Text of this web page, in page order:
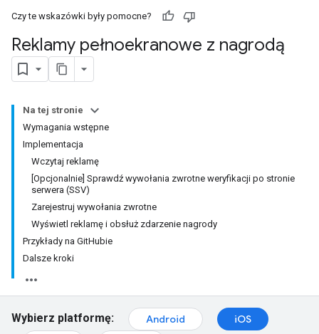
Czy te wskazówki były pomocne?
Reklamy pełnoekranowe z nagrodą
Na tej stronie
Wymagania wstępne
Implementacja
Wczytaj reklamę
[Opcjonalnie] Sprawdź wywołania zwrotne weryfikacji po stronie
serwera (SSV)
Zarejestruj wywołania zwrotne
Wyświetl reklamę i obsłuż zdarzenie nagrody
Przykłady na GitHubie
Dalsze kroki
Wybierz platformę: Android
iOS